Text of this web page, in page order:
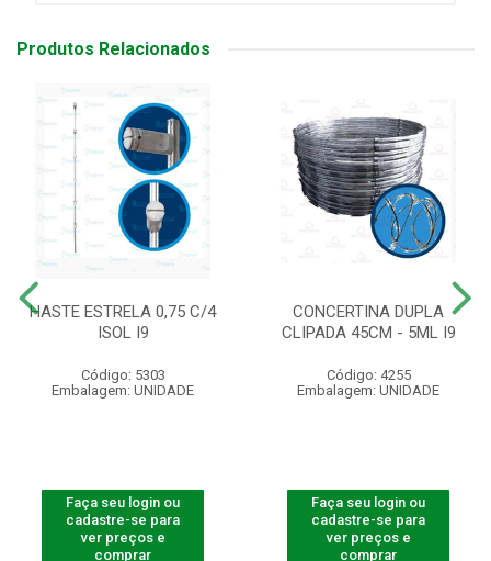
Produtos Relacionados
HASTE ESTRELA 0,75 C/4
ISOL I9
Código: 5303
Embalagem: UNIDADE
Faça seu login ou
cadastre-se para
ver preços e
comprar
CONCERTINA DUPLA
CLIPADA 45CM - 5ML I9
Código: 4255
Embalagem: UNIDADE
Faça seu login ou
cadastre-se para
ver preços e
comprar